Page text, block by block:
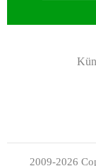
2009-2026